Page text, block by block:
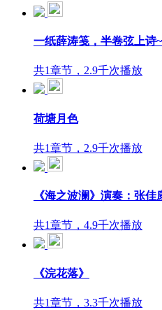
一纸薛涛笺，半卷弦上诗
共1章节，2.9千次播放
荷塘月色
共1章节，2.9千次播放
《海之波澜》演奏：张佳
共1章节，4.9千次播放
《浣花落》
共1章节，3.3千次播放